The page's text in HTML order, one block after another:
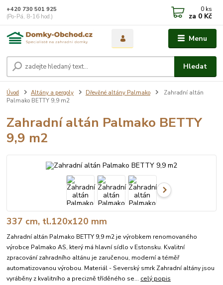
Menu
Hledat
+420 730 501 925
(Po-Pá, 8-16 hod.)
0 ks
za 0 Kč
Úvod Altány a pergoly Dřevěné altány Palmako
Zahradní altán
Palmako BETTY 9,9 m2
Zahradní altán Palmako BETTY
9,9 m2
337 cm, tl.120x120 mm
Zahradní altán Palmako BETTY 9,9 m2 je výrobkem renomovaného
výrobce Palmako AS, který má hlavní sídlo v Estonsku. Kvalitní
zpracování zahradního altánu je zaručenou, moderní a téměř
automatizovanou výrobou. Materiál - Severský smrk Zahradní altány jsou
vyráběny z kvalitního a precizně tříděného se... celý popis